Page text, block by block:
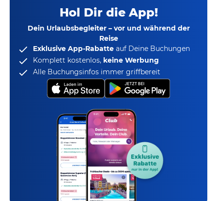
Hol Dir die App!
Dein Urlaubsbegleiter – vor und während der
Reise
Exklusive App-Rabatte auf Deine Buchungen
Komplett kostenlos, keine Werbung
Alle Buchungsinfos immer griffbereit